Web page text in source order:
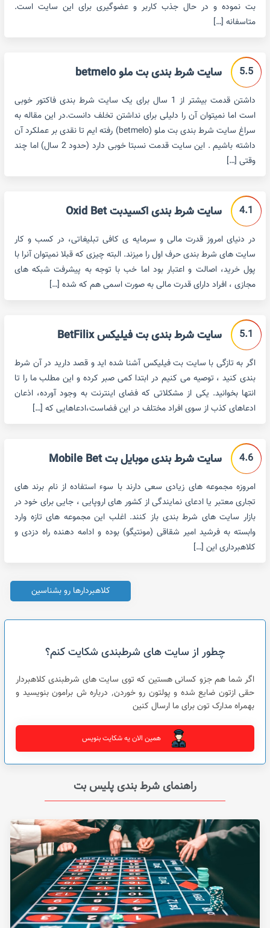
بت نموده و در حال جذب کاربر و عضوگیری برای این سایت است.
متاسفانه […]
5.5 سایت شرط بندی بت ملو betmelo
داشتن قدمت بیشتر از 1 سال برای یک سایت شرط بندی فاکتور خوبی
است اما نمیتوان آن را دلیلی برای نداشتن تخلف دانست.در این مقاله به
سراغ سایت شرط بندی بت ملو (betmelo) رفته ایم تا نقدی بر عملکرد آن
داشته باشیم . این سایت قدمت نسبتا خوبی دارد (حدود 2 سال) اما چند
وقتی […]
4.1 سایت شرط بندی اکسیدبت Oxid Bet
در دنیای امروز قدرت مالی و سرمایه ی کافی تبلیغاتی، در کسب و کار
سایت های شرط بندی حرف اول را میزند. البته چیزی که قبلا نمیتوان آنرا با
پول خرید، اصالت و اعتبار بود اما خب با توجه به پیشرفت شبکه های
مجازی ، افراد دارای قدرت مالی به صورت اسمی هم که شده […]
5.1 سایت شرط بندی بت فیلیکس BetFilix
اگر به تازگی با سایت بت فیلیکس آشنا شده اید و قصد دارید در آن شرط
بندی کنید ، توصیه می کنیم در ابتدا کمی صبر کرده و این مطلب ما را تا
انتها بخوانید. یکی از مشکلاتی که فضای اینترنت به وجود آورده، اذعان
ادعاهای کذب از سوی افراد مختلف در این فضاست،ادعاهایی که […]
4.6 سایت شرط بندی موبایل بت Mobile Bet
امروزه مجموعه های زیادی سعی دارند با سوء استفاده از نام برند های
تجاری معتبر یا ادعای نمایندگی از کشور های اروپایی ، جایی برای خود در
بازار سایت های شرط بندی باز کنند. اغلب این مجموعه های تازه وارد
وابسته به فرشید امیر شقاقی (مونتیگو) بوده و ادامه دهنده راه دزدی و
کلاهبرداری این […]
کلاهبردارها رو بشناسین
چطور از سایت های شرطبندی شکایت کنم؟
اگر شما هم جزو کسانی هستین که توی سایت های شرطبندی کلاهبردار
حقی ازتون ضایع شده و پولتون رو خوردن٬ درباره ش برامون بنویسید و
بهمراه مدارک تون برای ما ارسال کنین
همین الان یه شکایت بنویس
راهنمای شرط بندی پلیس بت